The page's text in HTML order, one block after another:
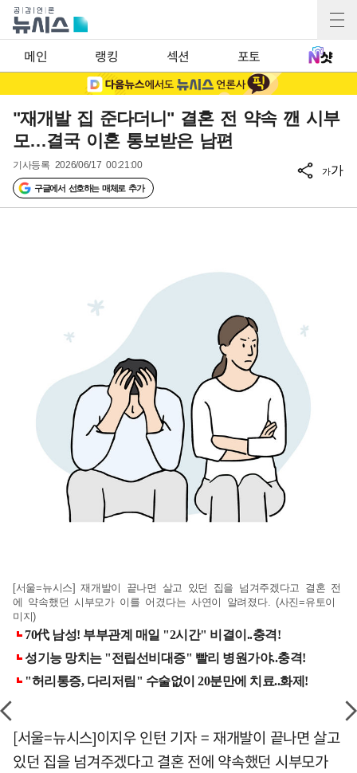
메인 랭킹 섹션 포토
"재개발 집 준다더니" 결혼 전 약속 깬 시부
모…결국 이혼 통보받은 남편
기사등록 2026/06/17 00:21:00
구글에서 선호하는 매체로 추가
가가
[서울=뉴시스] 재개발이 끝나면 살고 있던 집을 넘겨주겠다고 결혼 전
에 약속했던 시부모가 이를 어겼다는 사연이 알려졌다. (사진=유토이
미지)
[서울=뉴시스]이지우 인턴 기자 = 재개발이 끝나면 살고
있던 집을 넘겨주겠다고 결혼 전에 약속했던 시부모가